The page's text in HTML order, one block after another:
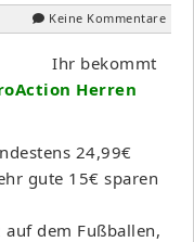
Keine Kommentare
Ihr bekommt
Herren
24,99€
gute 15€ sparen
dem Fußballen,